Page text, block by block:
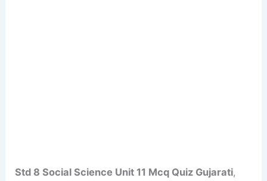
Std 8 Social Science Unit 11 Mcq Quiz Gujarati,